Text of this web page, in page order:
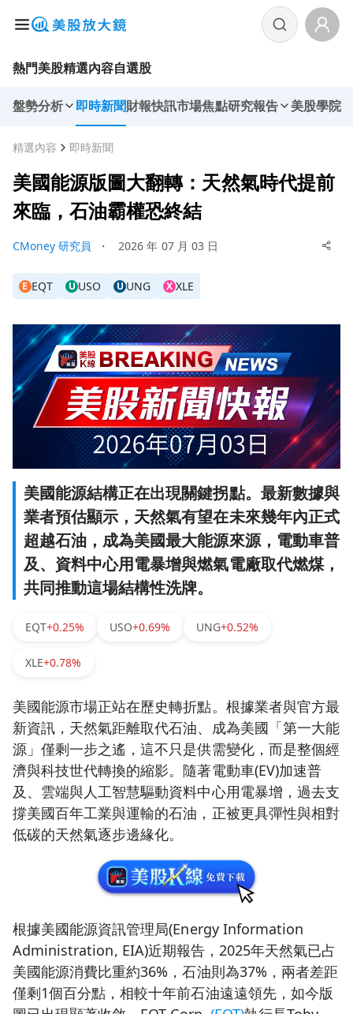
熱門美股精選內容自選股
盤勢分析 即時新聞財報快訊市場焦點研究報告 美股學院
精選內容 即時新聞
美國能源版圖大翻轉：天然氣時代提前
來臨，石油霸權恐終結
CMoney 研究員 ・ 2026 年 07 月 03 日
E EQT U USO U UNG X XLE
美國能源結構正在出現關鍵拐點。最新數據與
業者預估顯示，天然氣有望在未來幾年內正式
超越石油，成為美國最大能源來源，電動車普
及、資料中心用電暴增與燃氣電廠取代燃煤，
共同推動這場結構性洗牌。
EQT+0.25% USO+0.69% UNG+0.52%
XLE+0.78%
美國能源市場正站在歷史轉折點。根據業者與官方最
新資訊，天然氣距離取代石油、成為美國「第一大能
源」僅剩一步之遙，這不只是供需變化，而是整個經
濟與科技世代轉換的縮影。隨著電動車(EV)加速普
及、雲端與人工智慧驅動資料中心用電暴增，過去支
撐美國百年工業與運輸的石油，正被更具彈性與相對
低碳的天然氣逐步邊緣化。
根據美國能源資訊管理局(Energy Information
Administration, EIA)近期報告，2025年天然氣已占
美國能源消費比重約36%，石油則為37%，兩者差距
僅剩1個百分點，相較十年前石油遠遠領先，如今版